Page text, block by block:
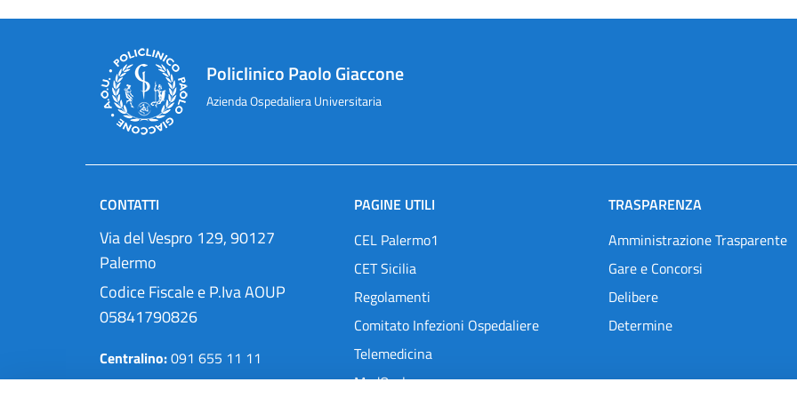
Policlinico Paolo Giaccone
Azienda Ospedaliera Universitaria
CONTATTI
Via del Vespro 129, 90127
Palermo
Codice Fiscale e P.Iva AOUP
05841790826
Centralino:091 655 11 11
Pec:protocollo@cert.policlinico.pa.it
PAGINE UTILI
CEL Palermo1
CET Sicilia
Regolamenti
Comitato Infezioni Ospedaliere
Telemedicina
MedOral
TRASPARENZA
Amministrazione Trasparente
Gare e Concorsi
Delibere
Determine